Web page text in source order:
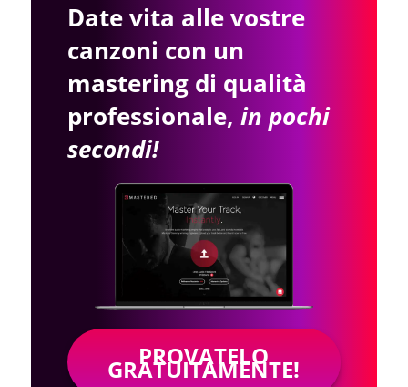
Date vita alle vostre
canzoni con un
mastering di qualità
professionale, in pochi
secondi!
PROVATELO
GRATUITAMENTE!